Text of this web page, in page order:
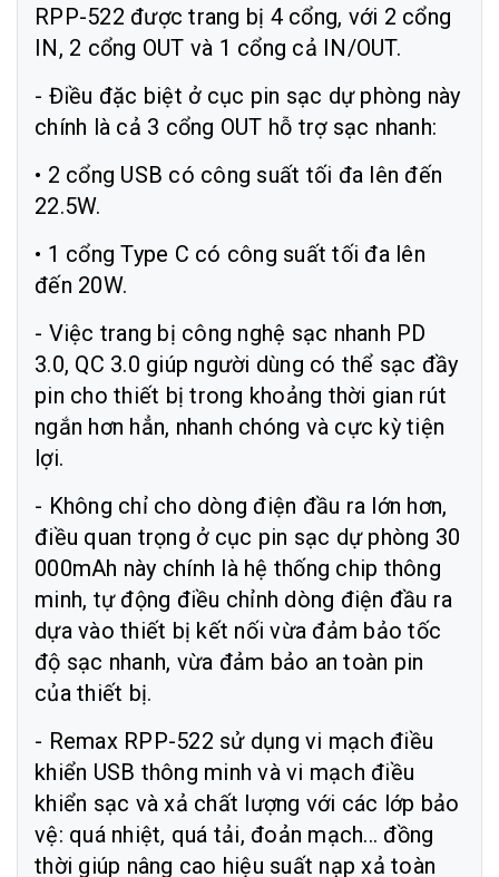
RPP-522 được trang bị 4 cổng, với 2 cổng
IN, 2 cổng OUT và 1 cổng cả IN/OUT.
- Điều đặc biệt ở cục pin sạc dự phòng này
chính là cả 3 cổng OUT hỗ trợ sạc nhanh:
• 2 cổng USB có công suất tối đa lên đến
22.5W.
• 1 cổng Type C có công suất tối đa lên
đến 20W.
- Việc trang bị công nghệ sạc nhanh PD
3.0, QC 3.0 giúp người dùng có thể sạc đầy
pin cho thiết bị trong khoảng thời gian rút
ngắn hơn hẳn, nhanh chóng và cực kỳ tiện
lợi.
- Không chỉ cho dòng điện đầu ra lớn hơn,
điều quan trọng ở cục pin sạc dự phòng 30
000mAh này chính là hệ thống chip thông
minh, tự động điều chỉnh dòng điện đầu ra
dựa vào thiết bị kết nối vừa đảm bảo tốc
độ sạc nhanh, vừa đảm bảo an toàn pin
của thiết bị.
- Remax RPP-522 sử dụng vi mạch điều
khiển USB thông minh và vi mạch điều
khiển sạc và xả chất lượng với các lớp bảo
vệ: quá nhiệt, quá tải, đoản mạch... đồng
thời giúp nâng cao hiệu suất nạp xả toàn